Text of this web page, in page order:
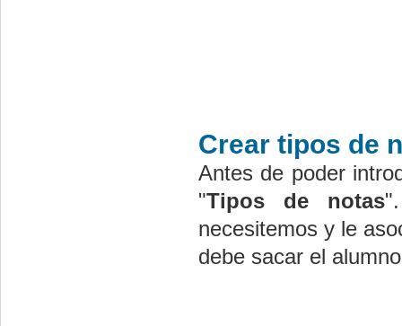
Crear tipos de
Antes de poder
"Tipos de notas
necesitemos y le
debe sacar el